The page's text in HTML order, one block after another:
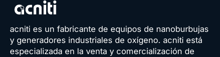
acniti es un fabricante de equipos de nanoburbujas
y generadores industriales de oxígeno. acniti está
especializada en la venta y comercialización de